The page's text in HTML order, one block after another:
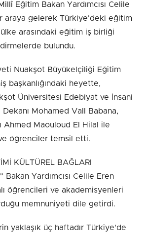
Eğitim Bakan Yardımcısı Celile
araya gelerek Türkiye'deki eğitim
arasındaki eğitim iş birliği
bulundu.
Nuakşot Büyükelçiliği Eğitim
başkanlığındaki heyette,
Üniversitesi Edebiyat ve İnsani
Mohamed Vall Babana,
Ahmed Maouloud El Hilal ile
öğrenciler temsil etti.
KÜLTÜREL BAĞLARI
Bakan Yardımcısı Celile Eren
öğrencileri ve akademisyenleri
memnuniyeti dile getirdi.
yaklaşık üç haftadır Türkiye'de